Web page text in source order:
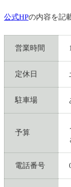
公式HPの内容を記
営業時間
定休日
駐車場
予算
電話番号